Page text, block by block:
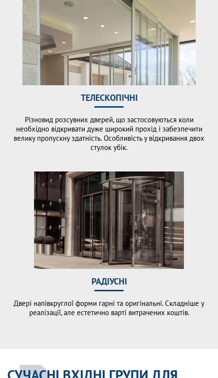
ТЕЛЕСКОПІЧНІ
Різновид розсувних дверей, що застосовуються коли
необхідно відкривати дуже широкий прохід і забезпечити
велику пропускну здатність. Особливість у відкривання двох
стулок убік.
РАДІУСНІ
Двері напівкруглої форми гарні та оригінальні. Складніше у
реалізації, але естетично варті витрачених коштів.